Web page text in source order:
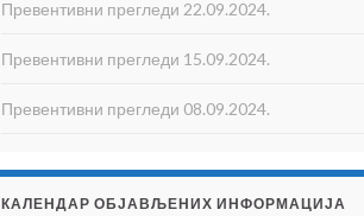
Превентивни прегледи 22.09.2024.
Превентивни прегледи 15.09.2024.
Превентивни прегледи 08.09.2024.
КАЛЕНДАР ОБЈАВЉЕНИХ ИНФОРМАЦИЈА